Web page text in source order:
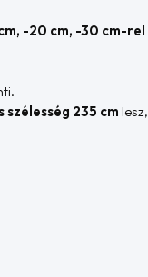
-20 cm, -30 cm-
szélesség 235 cm